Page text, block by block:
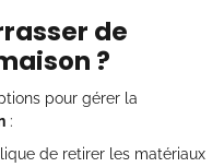
de
?
pour gérer la
:
de retirer les matériaux